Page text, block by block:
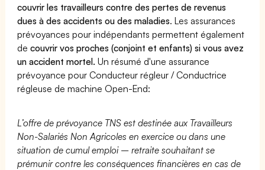
couvrir les travailleurs contre des pertes de revenus
dues à des accidents ou des maladies. Les assurances
prévoyances pour indépendants permettent également
decouvrir vos proches (conjoint et enfants) si vous avez
un accident mortel. Un résumé d'une assurance
prévoyance pour Conducteur régleur / Conductrice
régleuse de machine Open-End:
L’offre de prévoyance TNS est destinée aux Travailleurs
Non-Salariés Non Agricoles en exercice ou dans une
situation de cumul emploi – retraite souhaitant se
prémunir contre les conséquences financières en cas de